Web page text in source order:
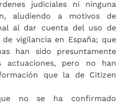
judiciales ni ninguna
aludiendo a motivos de
al dar cuenta del uso de
vigilancia en España; que
han sido presuntamente
actuaciones, pero no han
que la de Citizen
no se ha confirmado